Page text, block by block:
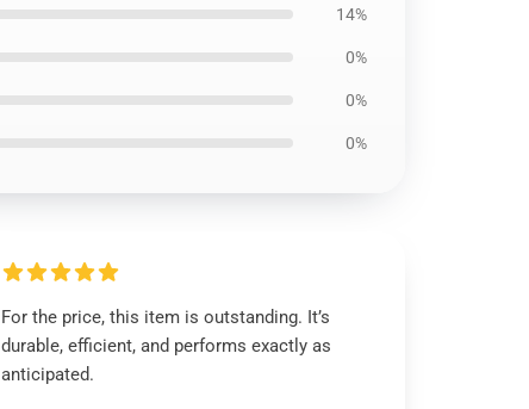
14%
0%
0%
0%
For the price, this item is outstanding. It’s
durable, efficient, and performs exactly as
anticipated.